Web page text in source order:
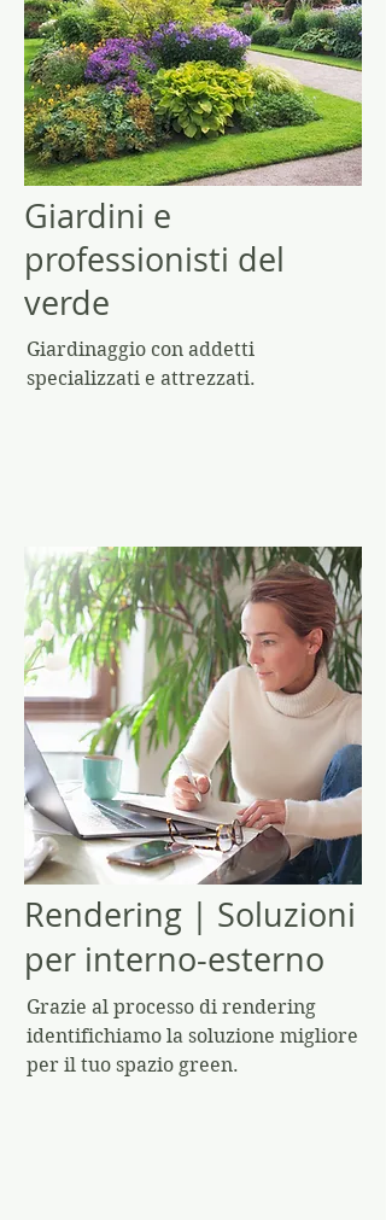
Giardini e
professionisti del
verde
Giardinaggio con addetti
specializzati e attrezzati.
Rendering | Soluzioni
per interno-esterno
Grazie al processo di rendering
identifichiamo la soluzione migliore
per il tuo spazio green.